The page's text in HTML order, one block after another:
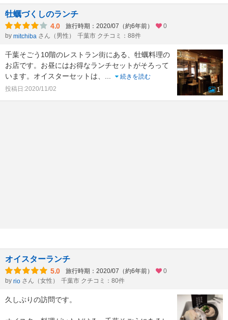
牡蠣づくしのランチ
4.0 旅行時期：2020/07（約6年前）
0
by mitchiba さん（男性） 千葉市 クチコミ：88件
千葉そごう10階のレストラン街にある、牡蠣料理の
お店です。お昼にはお得なランチセットがそろって
います。オイスターセットは、
続きを読む
投稿日:2020/11/02
1
オイスターランチ
5.0 旅行時期：2020/07（約6年前）
0
by rio さん（女性） 千葉市 クチコミ：80件
久しぶりの訪問です。